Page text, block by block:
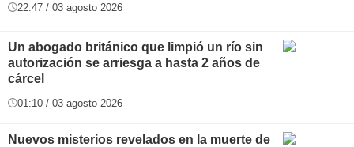
22:47 / 03 agosto 2026
Un abogado británico que limpió un río sin
autorización se arriesga a hasta 2 años de
cárcel
01:10 / 03 agosto 2026
Nuevos misterios revelados en la muerte de